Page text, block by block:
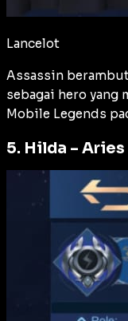
Lancelot
Assassin
sebagai hero yang
Mobile Legends
5. Hilda – Aries